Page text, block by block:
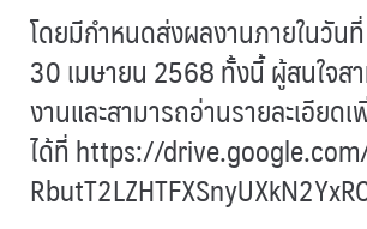
โดยมีกำหนดส่งผลงานภายในวันที่
30 เมษายน 2568 ทั้งนี้ ผู้สนใจส
งานและสามารถอ่านรายละเอียด
ได้ที่ https://